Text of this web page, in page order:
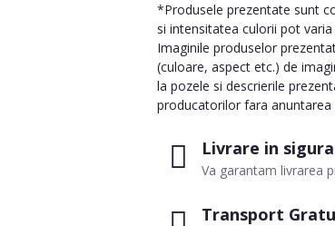
Livrare in
Va garantam livrarea
Transport
*Produsele prezentate sunt
si intensitatea culorii pot
Imaginile produselor
(culoare, aspect etc.) de
la pozele si descrierile
producatorilor fara